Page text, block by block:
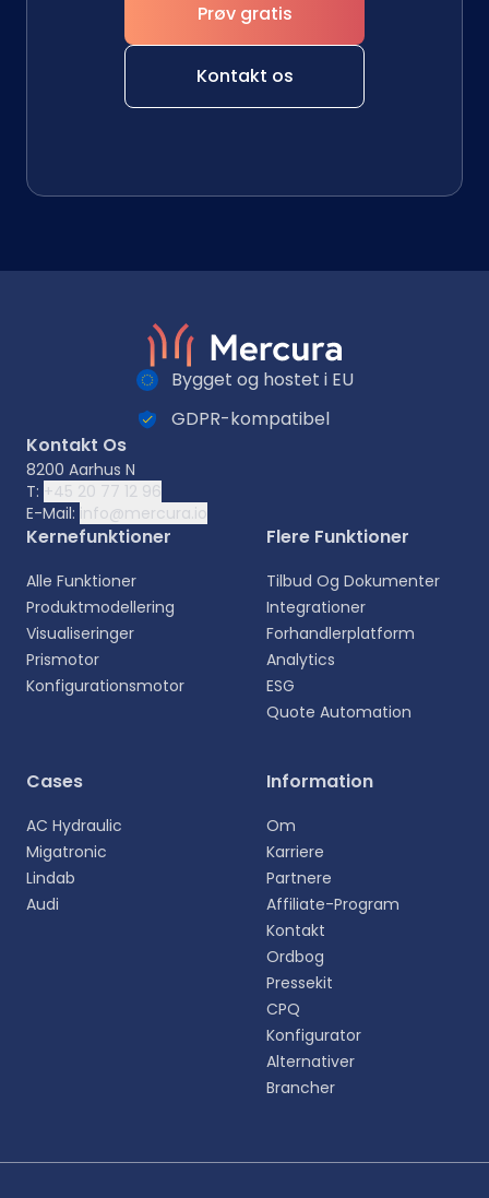
Vælg sprog
oplevelse.
Svenska
Prøv gratis
Kontakt os
Bygget og hostet i EU
GDPR-kompatibel
Kontakt Os
8200 Aarhus N
T: +45 20 77 12 96
E-Mail: info@mercura.io
Kernefunktioner
Alle Funktioner
Produktmodellering
Visualiseringer
Prismotor
Konfigurationsmotor
Flere Funktioner
Tilbud Og Dokumenter
Integrationer
Forhandlerplatform
Analytics
ESG
Quote Automation
Cases
AC Hydraulic
Migatronic
Lindab
Audi
Information
Om
Karriere
Partnere
Affiliate-Program
Kontakt
Ordbog
Pressekit
CPQ
Konfigurator
Alternativer
Brancher